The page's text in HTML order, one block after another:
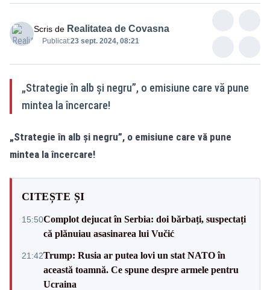
Scris de Realitatea de Covasna
Publicat:23 sept. 2024, 08:21
„Strategie în alb și negru”, o emisiune care vă pune
mintea la încercare!
„Strategie în alb și negru”, o emisiune care vă pune
mintea la încercare!
CITEȘTE ȘI
15:50Complot dejucat în Serbia: doi bărbați, suspectați
că plănuiau asasinarea lui Vučić
21:42Trump: Rusia ar putea lovi un stat NATO în
această toamnă. Ce spune despre armele pentru
Ucraina